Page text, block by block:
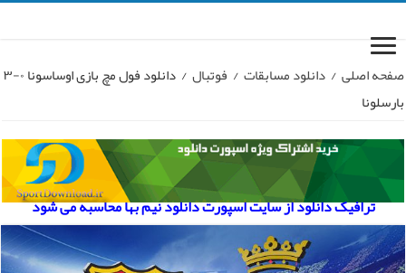
صفحه اصلی / دانلود مسابقات / فوتبال /
دانلود فول مچ بازی اوساسونا ۰-۳
بارسلونا
ترافیک دانلود از سایت اسپورت دانلود نیم بها محاسبه می شود